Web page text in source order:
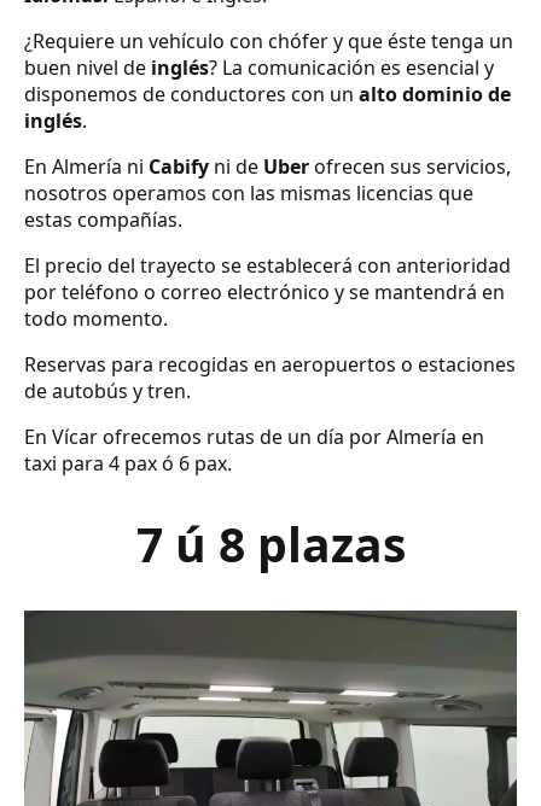
¿Requiere un vehículo con chófer y que éste tenga un
buen nivel de inglés? La comunicación es esencial y
disponemos de conductores con un alto dominio de
inglés.
En Almería ni Cabify ni de Uberofrecen sus servicios,
nosotros operamos con las mismas licencias que
estas compañías.
El precio del trayecto se establecerá con anterioridad
por teléfono o correo electrónico y se mantendrá en
todo momento.
Reservas para recogidas en aeropuertos o estaciones
de autobús y tren.
En Vícar ofrecemos rutas de un día por Almería en
taxi para 4 pax ó 6 pax.
7 ú 8 plazas